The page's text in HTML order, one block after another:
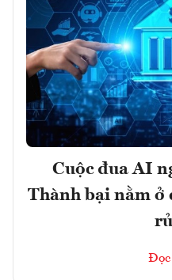
Cuộc đua AI
Thành bại nằm ở
Đọc